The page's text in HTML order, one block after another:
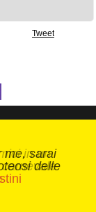
Tweet
me, sarai
delle
in un